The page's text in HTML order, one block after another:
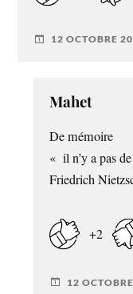
12 OCTOBRE
Mahet
De mémoire
« il n’y a pas
Friedrich
+2
12